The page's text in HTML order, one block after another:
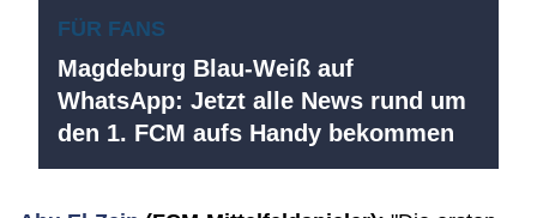
FÜR FANS
Magdeburg Blau-Weiß auf
WhatsApp: Jetzt alle News rund um
den 1. FCM aufs Handy bekommen